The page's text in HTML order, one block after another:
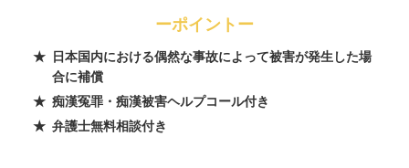
ーポイントー
日本国内における偶然な事故によって被害が発生した場
合に補償
痴漢冤罪・痴漢被害ヘルプコール付き
弁護士無料相談付き